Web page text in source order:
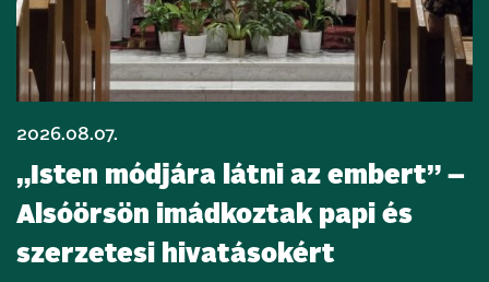
2026.08.07.
„Isten módjára látni az embert” –
Alsóörsön imádkoztak papi és
szerzetesi hivatásokért